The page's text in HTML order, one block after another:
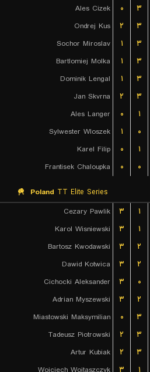
Ales Cizek
۰ ۳
Ondrej Kus
۲ ۳
Sochor Miroslav
۱ ۳
Bartlomiej Molka
۱ ۳
Dominik Lengal
۱ ۳
Jan Skvrna
۲ ۳
Ales Langer
۰ ۱
Sylwester Wloszek
۱ ۰
Karel Filip
۰ ۱
Frantisek Chaloupka
۰ ۰
Poland TT Elite Series
Cezary Pawlik
۳ ۱
Karol Wisniewski
۳ ۱
Bartosz Kwodawski
۳ ۲
Dawid Kotwica
۳ ۲
Cichocki Aleksander
۳ ۰
Adrian Myszewski
۳ ۲
Miastowski Maksymilian
۰ ۳
Tadeusz Piotrowski
۲ ۳
Artur Kubiak
۲ ۳